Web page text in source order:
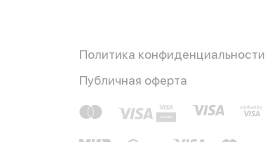
Политика конфиденциальности
Публичная оферта